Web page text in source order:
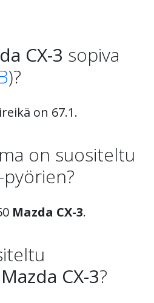
CX-3 sopiva
)?
on 67.1.
on suositeltu
-pyörien?
Mazda CX-3.
Mazda CX-3?